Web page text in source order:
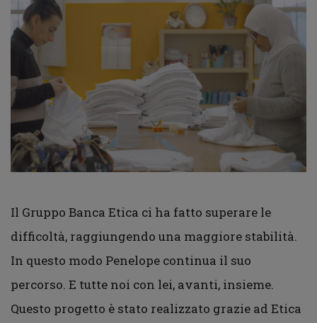
Il Gruppo Banca Etica ci ha fatto superare le
difficoltà, raggiungendo una maggiore stabilità.
In questo modo Penelope continua il suo
percorso. E tutte noi con lei, avanti, insieme.
Questo progetto è stato realizzato grazie ad Etica